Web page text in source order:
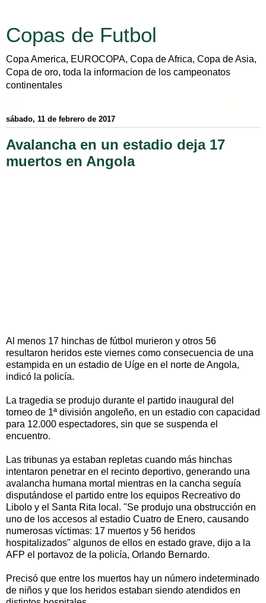
Copas de Futbol
Copa America, EUROCOPA, Copa de Africa, Copa de Asia,
Copa de oro, toda la informacion de los campeonatos
continentales
sábado, 11 de febrero de 2017
Avalancha en un estadio deja 17
muertos en Angola
Al menos 17 hinchas de fútbol murieron y otros 56
resultaron heridos este viernes como consecuencia de una
estampida en un estadio de Uíge en el norte de Angola,
indicó la policía.
La tragedia se produjo durante el partido inaugural del
torneo de 1ª división angoleño, en un estadio con capacidad
para 12.000 espectadores, sin que se suspenda el
encuentro.
Las tribunas ya estaban repletas cuando más hinchas
intentaron penetrar en el recinto deportivo, generando una
avalancha humana mortal mientras en la cancha seguía
disputándose el partido entre los equipos Recreativo do
Libolo y el Santa Rita local. "Se produjo una obstrucción en
uno de los accesos al estadio Cuatro de Enero, causando
numerosas víctimas: 17 muertos y 56 heridos
hospitalizados" algunos de ellos en estado grave, dijo a la
AFP el portavoz de la policía, Orlando Bernardo.
Precisó que entre los muertos hay un número indeterminado
de niños y que los heridos estaban siendo atendidos en